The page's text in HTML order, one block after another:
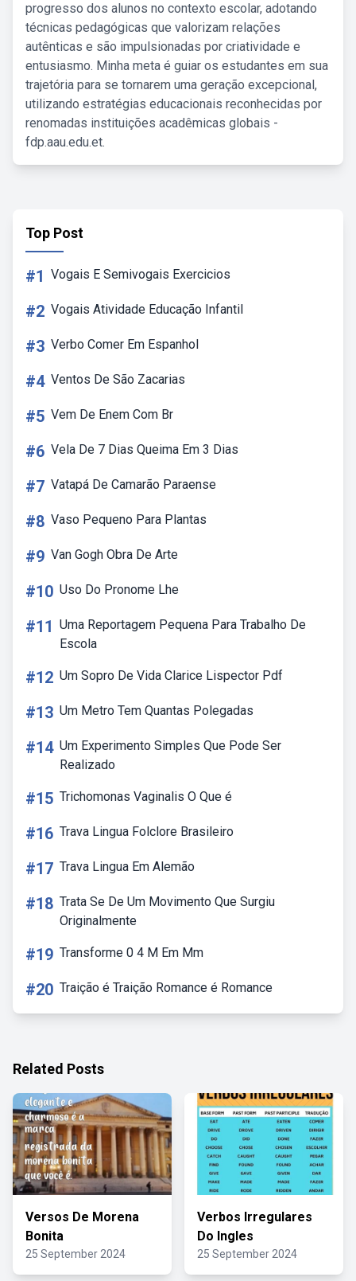
progresso dos alunos no contexto escolar, adotando
técnicas pedagógicas que valorizam relações
autênticas e são impulsionadas por criatividade e
entusiasmo. Minha meta é guiar os estudantes em sua
trajetória para se tornarem uma geração excepcional,
utilizando estratégias educacionais reconhecidas por
renomadas instituições acadêmicas globais -
fdp.aau.edu.et.
Top Post
#1 Vogais E Semivogais Exercicios
#2 Vogais Atividade Educação Infantil
#3 Verbo Comer Em Espanhol
#4 Ventos De São Zacarias
#5 Vem De Enem Com Br
#6 Vela De 7 Dias Queima Em 3 Dias
#7 Vatapá De Camarão Paraense
#8 Vaso Pequeno Para Plantas
#9 Van Gogh Obra De Arte
#10 Uso Do Pronome Lhe
#11 Uma Reportagem Pequena Para Trabalho De
Escola
#12 Um Sopro De Vida Clarice Lispector Pdf
#13 Um Metro Tem Quantas Polegadas
#14 Um Experimento Simples Que Pode Ser
Realizado
#15 Trichomonas Vaginalis O Que é
#16 Trava Lingua Folclore Brasileiro
#17 Trava Lingua Em Alemão
#18 Trata Se De Um Movimento Que Surgiu
Originalmente
#19 Transforme 0 4 M Em Mm
#20 Traição é Traição Romance é Romance
Related Posts
Versos De Morena
Bonita
25 September 2024
Verbos Irregulares
Do Ingles
25 September 2024